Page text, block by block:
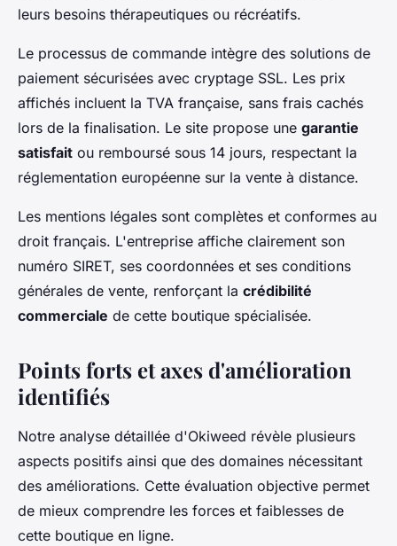
leurs besoins thérapeutiques ou récréatifs.
Le processus de commande intègre des solutions de
paiement sécurisées avec cryptage SSL. Les prix
affichés incluent la TVA française, sans frais cachés
lors de la finalisation. Le site propose une garantie
satisfait ou remboursé sous 14 jours, respectant la
réglementation européenne sur la vente à distance.
Les mentions légales sont complètes et conformes au
droit français. L'entreprise affiche clairement son
numéro SIRET, ses coordonnées et ses conditions
générales de vente, renforçant la crédibilité
commerciale de cette boutique spécialisée.
Points forts et axes d'amélioration
identifiés
Notre analyse détaillée d'Okiweed révèle plusieurs
aspects positifs ainsi que des domaines nécessitant
des améliorations. Cette évaluation objective permet
de mieux comprendre les forces et faiblesses de
cette boutique en ligne.